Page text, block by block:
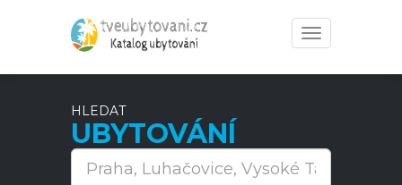
Toggle
navigation
HLEDAT
UBYTOVÁNÍ